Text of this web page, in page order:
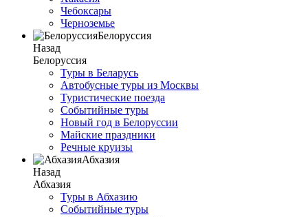
Чебоксары
Черноземье
Белоруссия
Назад
Белоруссия
Туры в Беларусь
Автобусные туры из Москвы
Туристические поезда
Событийные туры
Новый год в Белоруссии
Майские праздники
Речные круизы
Абхазия
Назад
Абхазия
Туры в Абхазию
Событийные туры